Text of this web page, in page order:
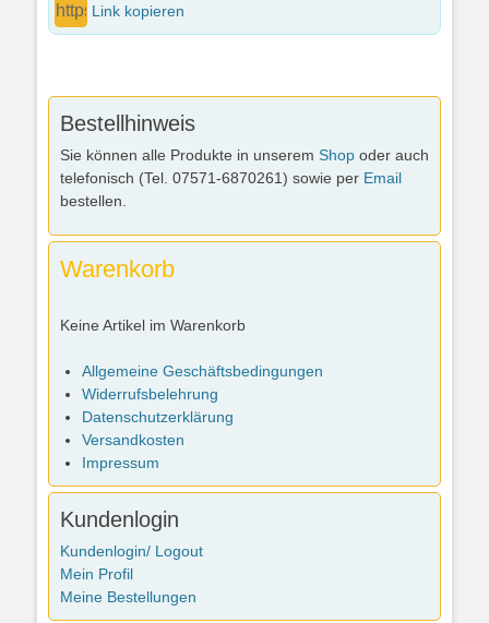
Link kopieren
Bestellhinweis
Sie können alle Produkte in unserem Shop oder auch
telefonisch (Tel. 07571-6870261) sowie per Email
bestellen.
Warenkorb
Keine Artikel im Warenkorb
Allgemeine Geschäftsbedingungen
Widerrufsbelehrung
Datenschutzerklärung
Versandkosten
Impressum
Kundenlogin
Kundenlogin/ Logout
Mein Profil
Meine Bestellungen